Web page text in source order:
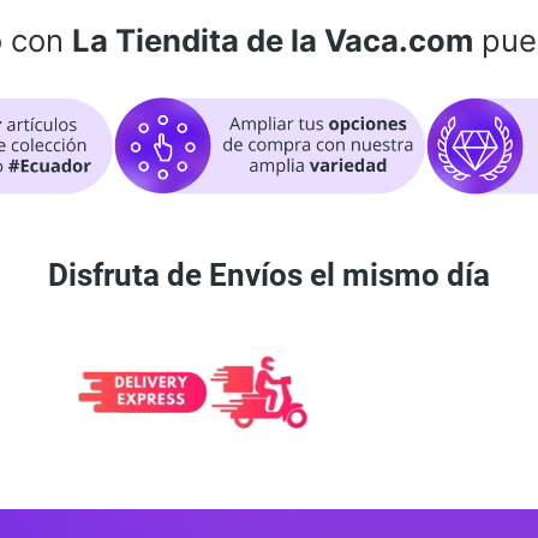
con La Tiendita de la Vaca.com
Disfruta de Envíos el mismo día